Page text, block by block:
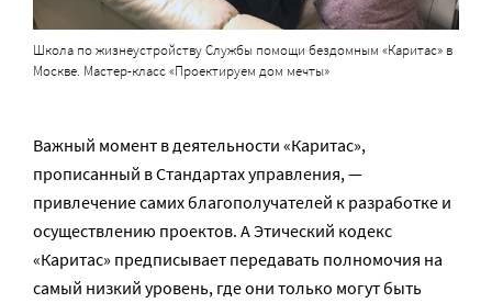
Школа по жизнеустройству Службы помощи бездомным «Каритас» в
Москве. Мастер-класс «Проектируем дом мечты»
Важный момент в деятельности «Каритас»,
прописанный в Стандартах управления, —
привлечение самих благополучателей к разработке и
осуществлению проектов. А Этический кодекс
«Каритас» предписывает передавать полномочия на
самый низкий уровень, где они только могут быть